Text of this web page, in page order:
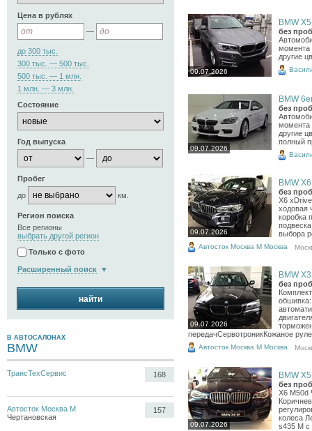
Цена в рублях
—
до 300 тыс.
300 тыс. — 500 тыс.
500 тыс. — 1 млн.
1 млн. — 3 млн.
Состояние
Год выпуска
—
Пробег
до
км.
Регион поиска
Все регионы
выбрать другой регион
Только с фото
Расширенный поиск
найти
В АВТОСАЛОНАХ
BMW
ТрансТехСервис 168
Автосток Москва М
Чертановская
157
09.07.2026
BMW
без
момента
другие
09.07.2026
BMW
без
момента
другие
полный
09.07.2026
BMW
без
X6
ходовая
коробка
выбора
Автосток Москва М Москва
09.07.2026
BMW
без
передачСервотроникКожаное
Автосток Москва М Москва
09.07.2026
BMW
без
X6 M50d
колеса
s435 M